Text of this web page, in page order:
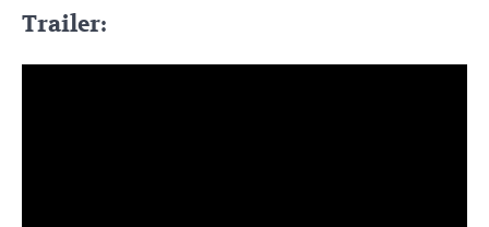
Trailer: